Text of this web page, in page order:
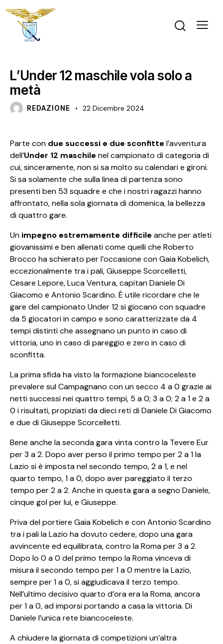
L’Under 12 maschile vola solo a
metà
REDAZIONE 22 Dicembre 2024
Parte con due successi e due sconfitte l’avventura
dell’Under 12 maschile nel campionato di categoria di
cui, sinceramente, non si sa molto su calendari e gironi.
Si sa solamente che sulla linea di partenza sono
presenti ben 53 squadre e che i nostri ragazzi hanno
affrontato, nella sola giornata di domenica, la bellezza
di quattro gare.
Un impegno estremamente difficile anche per atleti
giovanissimi e ben allenati come quelli che Roberto
Brocco ha schierato per l’occasione con Gaia Kobelich,
eccezionalmente tra i pali, Giuseppe Scorcelletti,
Cesare Lepore, Luca Ventura, capitan Daniele Di
Giacomo e Antonio Scardino. È utile ricordare che le
gare del campionato Under 12 si giocano con squadre
da 5 giocatori in campo e sono caratterizzate da 4
tempi distinti che assegnano un punto in caso di
vittoria, uno in caso di pareggio e zero in caso di
sconfitta.
La prima sfida ha visto la formazione biancoceleste
prevalere sul Campagnano con un secco 4 a 0 grazie ai
netti successi nei quattro tempi, 5 a 0; 3 a 0; 2 a 1 e 2 a
0 i risultati, propiziati da dieci reti di Daniele Di Giacomo
e due di Giuseppe Scorcelletti.
Bene anche la seconda gara vinta contro la Tevere Eur
per 3 a 2. Dopo aver perso il primo tempo per 2 a 1 la
Lazio si è imposta nel secondo tempo, 2 a 1, e nel
quarto tempo, 1 a 0, dopo aver pareggiato il terzo
tempo per 2 a 2. Anche in questa gara a segno Daniele,
cinque gol per lui, e Giuseppe.
Priva del portiere Gaia Kobelich e con Antonio Scardino
tra i pali la Lazio ha dovuto cedere, dopo una gara
avvincente ed equilibrata, contro la Roma per 3 a 2.
Dopo lo 0 a 0 del primo tempo la Roma vinceva di
misura il secondo tempo per 1 a 0 mentre la Lazio,
sempre per 1 a 0, si aggiudicava il terzo tempo.
Nell’ultimo decisivo quarto d’ora era la Roma, ancora
per 1 a 0, ad imporsi portando a casa la vittoria. Di
Daniele l’unica rete biancoceleste.
A chiudere la giornata di competizioni un’altra